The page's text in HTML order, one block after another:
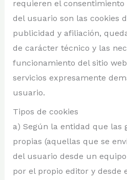
requieren el
del usuario son las cookies
publicidad y afiliación,
de carácter técnico y las
funcionamiento del sitio
servicios expresamente
usuario.
Tipos de cookies
a) Según la entidad que las
propias (aquellas que se
del usuario desde un
por el propio editor y desde